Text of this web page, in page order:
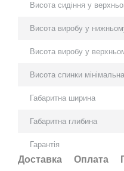
Висота сидіння у
Висота виробу у
Висота виробу у
Висота спинки мінімальна
Габаритна ширина
Габаритна глибина
Гарантія
Доставка Оплата